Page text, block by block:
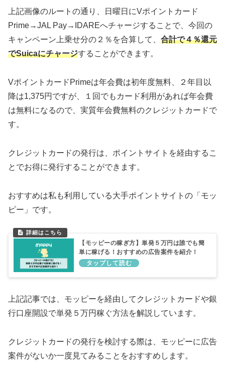
上記画像のルートの通り、日曜日にVポイントカード
Prime→JAL Pay→IDAREへチャージすることで、今回の
キャンペーン上乗せ分の２％を合算して、 合計で４％還元
でSuicaにチャージすることができます。
VポイントカードPrimeは年会費は初年度無料、２年目以
降は1,375円ですが、１回でもカード利用があれば年会費
は無料になるので、実質年会費無料のクレジットカードで
す。
クレジットカードの発行は、ポイントサイトを経由するこ
とでお得に発行することができます。
おすすめは私も利用している大手ポイントサイトの「モッ
ピー」です。
【モッピーの稼ぎ方】単発５万円は誰でも簡
単に稼げる！おすすめの広告案件を紹介！
上記記事では、モッピーを経由してクレジットカードや銀
行口座開設で単発５万円稼ぐ方法を解説しています。
クレジットカードの発行を検討する際は、モッピーに広告
案件がないか一度見てみることをおすすめします。